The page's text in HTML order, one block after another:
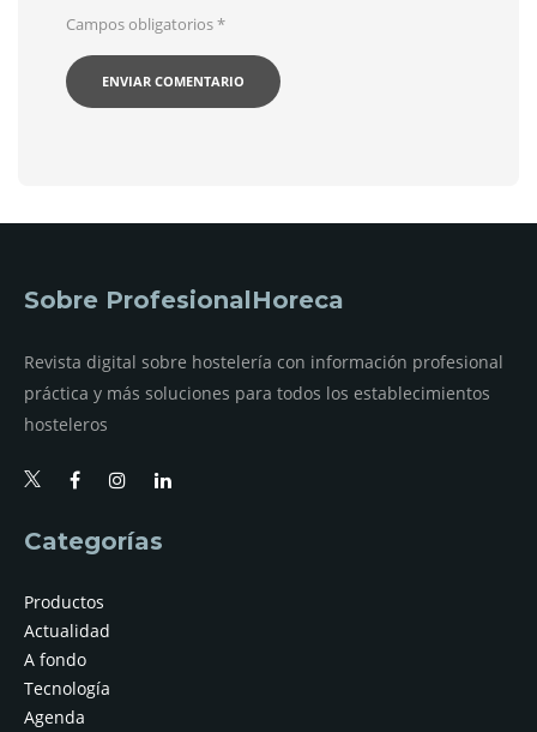
Campos obligatorios*
Sobre ProfesionalHoreca
Revista digital sobre hostelería con información profesional
práctica y más soluciones para todos los establecimientos
hosteleros
Categorías
Productos
Actualidad
A fondo
Tecnología
Agenda